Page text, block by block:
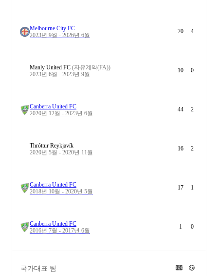
Melbourne City FC
2023년 9월 - 2026년 6월
70 4
Manly United FC (자유계약(FA))
2023년 6월 - 2023년 9월
10 0
Canberra United FC
2020년 12월 - 2023년 6월
44 2
Thróttur Reykjavík
2020년 5월 - 2020년 11월
16 2
Canberra United FC
2018년 10월 - 2020년 5월
17 1
Canberra United FC
2016년 7월 - 2017년 6월
1 0
국가대표 팀